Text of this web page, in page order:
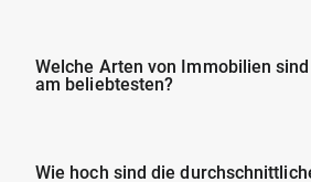
Welche Arten von Immobilien
am beliebtesten?
Wie hoch sind die